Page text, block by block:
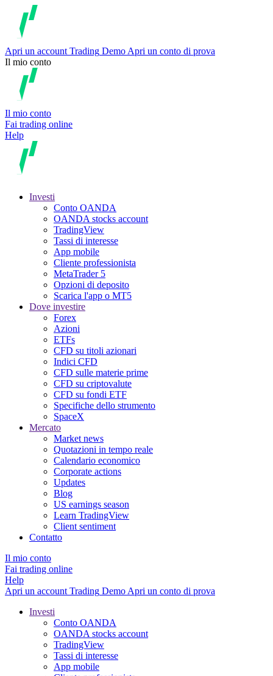
Apri un account Trading Demo Apri un conto di prova
Il mio conto
Il mio conto
Fai trading online
Help
Investi
Conto OANDA
OANDA stocks account
TradingView
Tassi di interesse
App mobile
Cliente professionista
MetaTrader 5
Opzioni di deposito
Scarica l'app o MT5
Dove investire
Forex
Azioni
ETFs
CFD su titoli azionari
Indici CFD
CFD sulle materie prime
CFD su criptovalute
CFD su fondi ETF
Specifiche dello strumento
SpaceX
Mercato
Market news
Quotazioni in tempo reale
Calendario economico
Corporate actions
Updates
Blog
US earnings season
Learn TradingView
Client sentiment
Contatto
Il mio conto
Fai trading online
Help
Apri un account Trading Demo Apri un conto di prova
Investi
Conto OANDA
OANDA stocks account
TradingView
Tassi di interesse
App mobile